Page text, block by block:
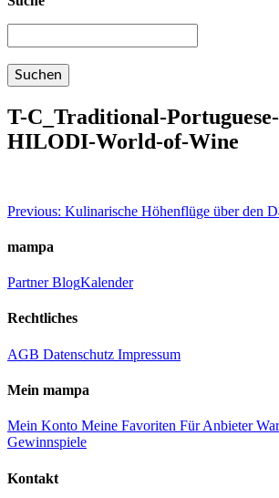
T-C_Traditional-
HILODI-World-of-Wine
Beitragsnavigation
Previous: Kulinarische Höhenflüge über den
mampa
PartnerBlogKalender
Rechtliches
AGB Datenschutz Impressum
Mein mampa
Mein Konto Meine Favoriten Für Anbieter
Gewinnspiele
Kontakt